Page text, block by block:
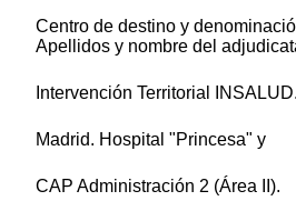
Centro de destino y
Apellidos y nombre del
Intervención Territorial INSALUD.
Madrid. Hospital "Princesa" y
CAP Administración 2 (Área II).